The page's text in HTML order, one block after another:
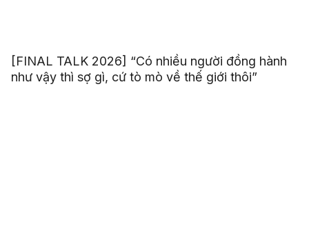
[FINAL TALK 2026] “Có nhiều người đồng hành
như vậy thì sợ gì, cứ tò mò về thế giới thôi”